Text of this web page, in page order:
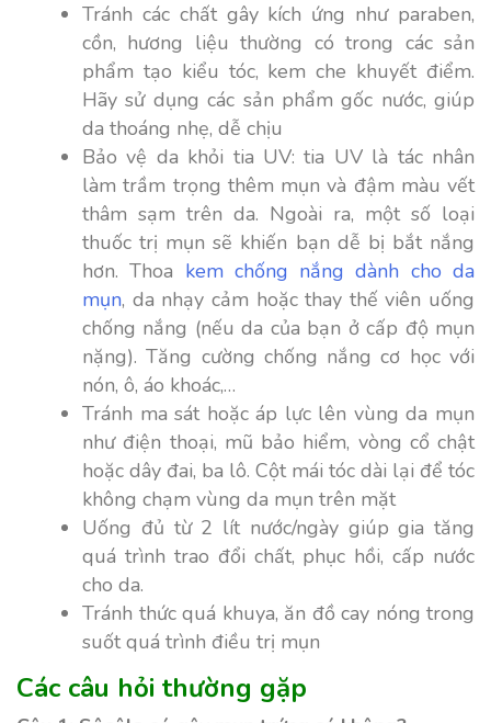
Tránh các chất gây kích ứng như paraben,
cồn, hương liệu thường có trong các sản
phẩm tạo kiểu tóc, kem che khuyết điểm.
Hãy sử dụng các sản phẩm gốc nước, giúp
da thoáng nhẹ, dễ chịu
Bảo vệ da khỏi tia UV: tia UV là tác nhân
làm trầm trọng thêm mụn và đậm màu vết
thâm sạm trên da. Ngoài ra, một số loại
thuốc trị mụn sẽ khiến bạn dễ bị bắt nắng
hơn. Thoa kem chống nắng dành cho da
mụn, da nhạy cảm hoặc thay thế viên uống
chống nắng (nếu da của bạn ở cấp độ mụn
nặng). Tăng cường chống nắng cơ học với
nón, ô, áo khoác,…
Tránh ma sát hoặc áp lực lên vùng da mụn
như điện thoại, mũ bảo hiểm, vòng cổ chật
hoặc dây đai, ba lô. Cột mái tóc dài lại để tóc
không chạm vùng da mụn trên mặt
Uống đủ từ 2 lít nước/ngày giúp gia tăng
quá trình trao đổi chất, phục hồi, cấp nước
cho da.
Tránh thức quá khuya, ăn đồ cay nóng trong
suốt quá trình điều trị mụn
Các câu hỏi thường gặp